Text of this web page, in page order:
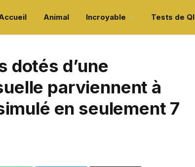
Animal Incroyable Tests de QI
dotés d’une
parviennent à
en seulement 7